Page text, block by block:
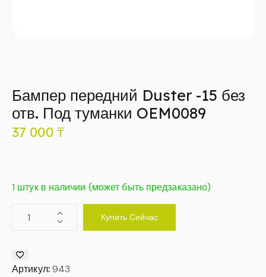
Бампер передний Duster -15 без
отв. Под туманки OEM0089
37 000 ₸
1 штук в наличии (может быть предзаказано)
Купить Сейчас
Артикул: 943